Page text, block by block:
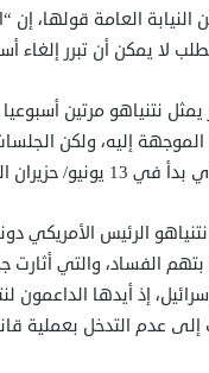
النيابة العامة قولها، إن
لا يمكن أن تبرر إلغاء
نتنياهو مرتين
إليه، ولكن
الجاري واستمر 12 يوما.
الرئيس الأمريكي
الفساد، والتي أثارت
إذ أيدها الداعمون
إلى عدم التدخل بعملية